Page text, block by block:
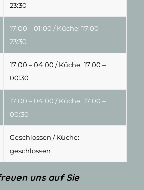
23:30
17:00 – 01:00 / Küche: 17:00 –
23:30
17:00 – 04:00 / Küche: 17:00 –
00:30
17:00 – 04:00 / Küche: 17:00 –
00:30
Geschlossen / Küche:
geschlossen
uns auf Sie